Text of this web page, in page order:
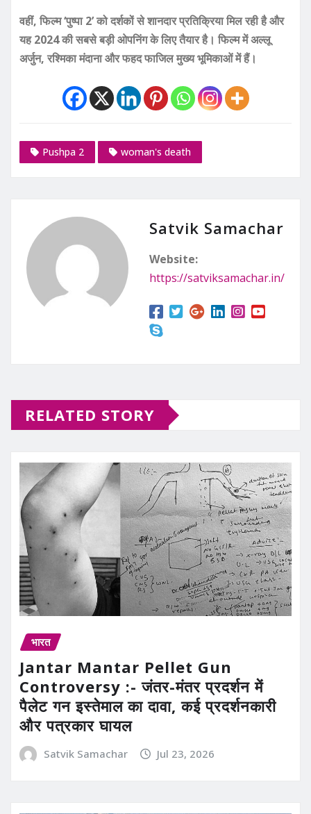
वहीं, फिल्म ‘पुष्पा 2’ को दर्शकों से शानदार प्रतिक्रिया मिल रही है और
यह 2024 की सबसे बड़ी ओपनिंग के लिए तैयार है। फिल्म में अल्लू
अर्जुन, रश्मिका मंदाना और फहद फाजिल मुख्य भूमिकाओं में हैं।
Pushpa 2 woman's death
Satvik Samachar
Website:
https://satviksamachar.in/
RELATED STORY
भारत
Jantar Mantar Pellet Gun
Controversy :- जंतर-मंतर प्रदर्शन में
पैलेट गन इस्तेमाल का दावा, कई प्रदर्शनकारी
और पत्रकार घायल
Satvik Samachar Jul 23, 2026